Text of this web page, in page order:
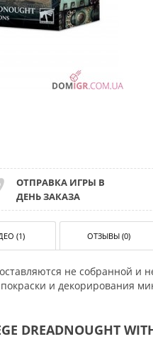
ОТПРАВКА ИГРЫ В
ДЕНЬ ЗАКАЗА
(1) ОТЗЫВЫ (0)
не собранной и
и декорирования